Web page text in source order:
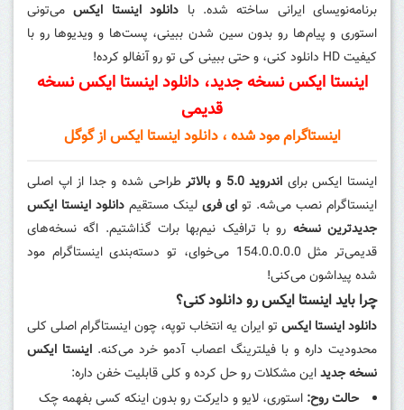
برنامه‌نویسای ایرانی ساخته شده. با دانلود اینستا ایکسمی‌تونی
استوری و پیام‌ها رو بدون سین شدن ببینی، پست‌ها و ویدیوها رو با
کیفیت HD دانلود کنی، و حتی ببینی کی تو رو آنفالو کرده!
اینستا ایکس نسخه جدید، دانلود اینستا ایکس نسخه
قدیمی
اینستاگرام مود شده ، دانلود اینستا ایکس از گوگل
اینستا ایکس برای اندروید 5.0 و بالاتر
طراحی شده و جدا از اپ اصلی
اینستاگرام نصب می‌شه. تو ای فری لینک مستقیمدانلود اینستا ایکس
جدیدترین نسخه رو با ترافیک نیم‌بها برات گذاشتیم. اگه نسخه‌های
قدیمی‌تر مثل 154.0.0.0.0 می‌خوای، تو دسته‌بندی اینستاگرام مود
شده پیداشون می‌کنی!
چرا باید اینستا ایکس رو دانلود کنی؟
دانلود اینستا ایکس تو ایران یه انتخاب توپه، چون اینستاگرام اصلی کلی
محدودیت داره و با فیلترینگ اعصاب آدمو خرد می‌کنه. اینستا ایکس
نسخه جدیداین مشکلات رو حل کرده و کلی قابلیت خفن داره:
حالت روح: استوری، لایو و دایرکت رو بدون اینکه کسی بفهمه چک